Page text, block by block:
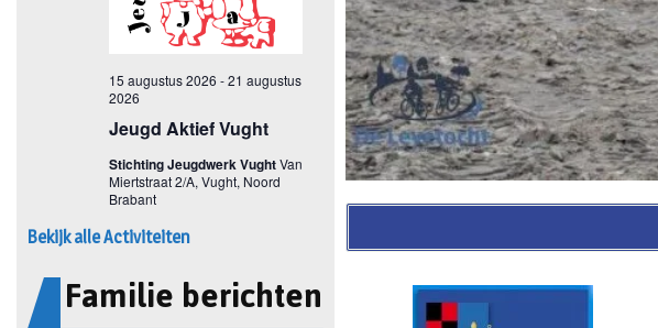
Bekijk alle Activiteiten
Familie berichten